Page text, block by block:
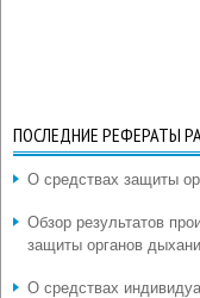
ПОСЛЕДНИЕ РЕФЕРАТЫ
О средствах защиты
Обзор результатов
защиты органов
О средствах